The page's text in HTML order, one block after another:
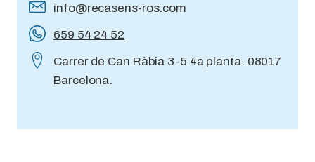
info@recasens-ros.com
659 54 24 52
Carrer de Can Ràbia 3-5 4a planta. 08017
Barcelona.